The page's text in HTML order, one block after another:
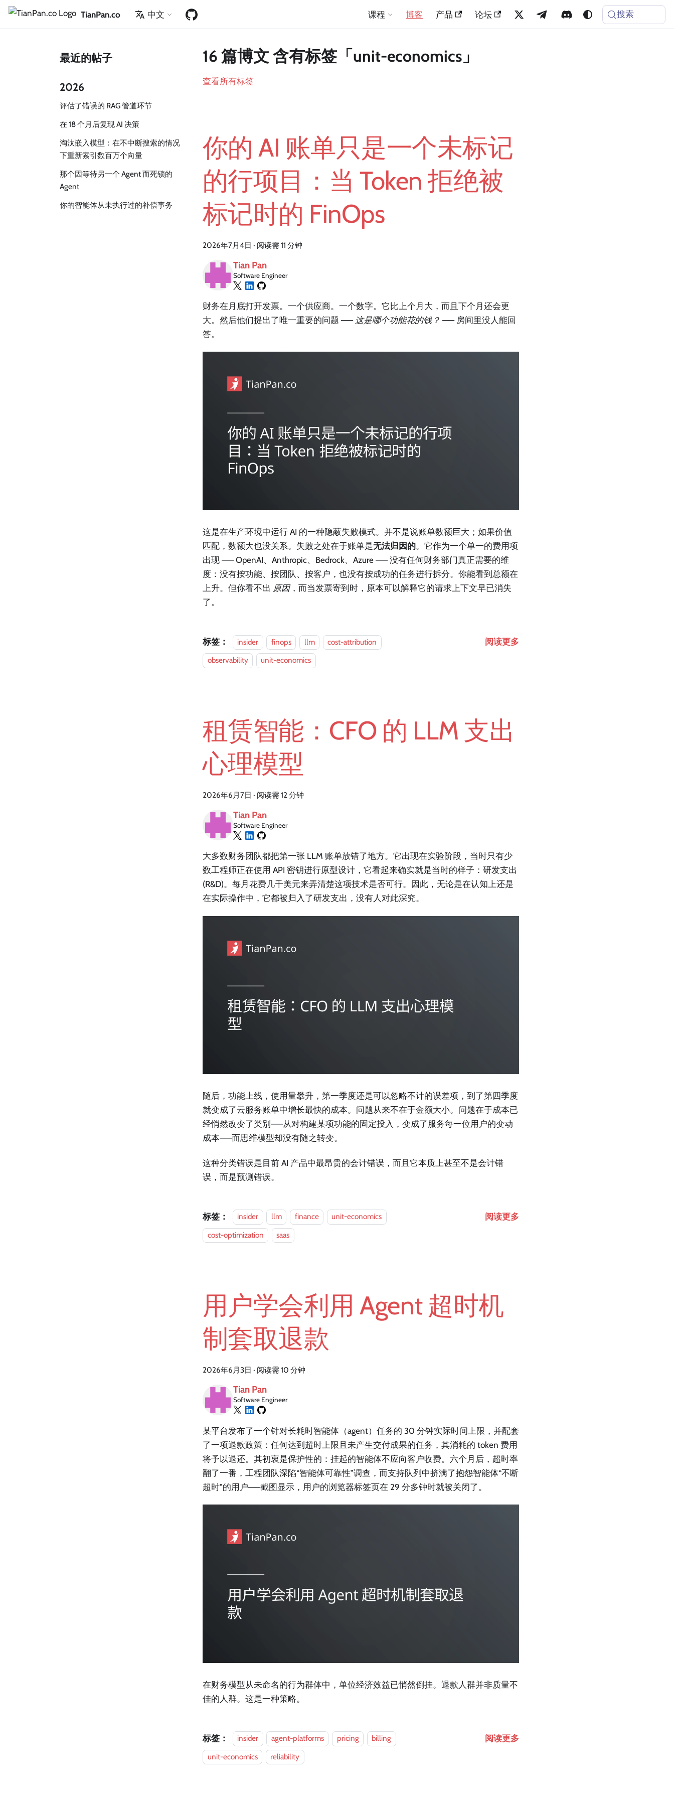
TianPan.co 中文 课程 博客 产品 论坛 搜索
最近的帖子
2026
评估了错误的 RAG 管道环节
在 18 个月后复现 AI 决策
淘汰嵌入模型：在不中断搜索的情况
下重新索引数百万个向量
那个因等待另一个 Agent 而死锁的
Agent
你的智能体从未执行过的补偿事务
16 篇博文 含有标签「unit-economics」
查看所有标签
你的 AI 账单只是一个未标记
的行项目：当 Token 拒绝被
标记时的 FinOps
2026年7月4日 · 阅读需 11 分钟
Tian Pan
Software Engineer
财务在月底打开发票。一个供应商。一个数字。它比上个月大，而且下个月还会更
大。然后他们提出了唯一重要的问题 —— 这是哪个功能花的钱？ —— 房间里没人能回
答。
这是在生产环境中运行 AI 的一种隐蔽失败模式。并不是说账单数额巨大；如果价值
匹配，数额大也没关系。失败之处在于账单是无法归因的。它作为一个单一的费用项
出现 —— OpenAI、Anthropic、Bedrock、Azure —— 没有任何财务部门真正需要的维
度：没有按功能、按团队、按客户，也没有按成功的任务进行拆分。你能看到总额在
上升。但你看不出 原因，而当发票寄到时，原本可以解释它的请求上下文早已消失
了。
标签： insider finops llm
cost-attribution
observability
unit-economics
阅读更多
租赁智能：CFO 的 LLM 支出
心理模型
2026年6月7日 · 阅读需 12 分钟
Tian Pan
Software Engineer
大多数财务团队都把第一张 LLM 账单放错了地方。它出现在实验阶段，当时只有少
数工程师正在使用 API 密钥进行原型设计，它看起来确实就是当时的样子：研发支出
(R&D)。每月花费几千美元来弄清楚这项技术是否可行。因此，无论是在认知上还是
在实际操作中，它都被归入了研发支出，没有人对此深究。
随后，功能上线，使用量攀升，第一季度还是可以忽略不计的误差项，到了第四季度
就变成了云服务账单中增长最快的成本。问题从来不在于金额大小。问题在于成本已
经悄然改变了类别——从对构建某项功能的固定投入，变成了服务每一位用户的变动
成本——而思维模型却没有随之转变。
这种分类错误是目前 AI 产品中最昂贵的会计错误，而且它本质上甚至不是会计错
误，而是预测错误。
标签： insider llm finance
unit-economics
cost-optimization
saas
阅读更多
用户学会利用 Agent 超时机
制套取退款
2026年6月3日 · 阅读需 10 分钟
Tian Pan
Software Engineer
某平台发布了一个针对长耗时智能体（agent）任务的 30 分钟实际时间上限，并配套
了一项退款政策：任何达到超时上限且未产生交付成果的任务，其消耗的 token 费用
将予以退还。其初衷是保护性的：挂起的智能体不应向客户收费。六个月后，超时率
翻了一番，工程团队深陷“智能体可靠性”调查，而支持队列中挤满了抱怨智能体“不断
超时”的用户——截图显示，用户的浏览器标签页在 29 分多钟时就被关闭了。
在财务模型从未命名的行为群体中，单位经济效益已悄然倒挂。退款人群并非质量不
佳的人群。这是一种策略。
标签： insider agent-platforms pricing
billing
unit-economics
reliability
阅读更多